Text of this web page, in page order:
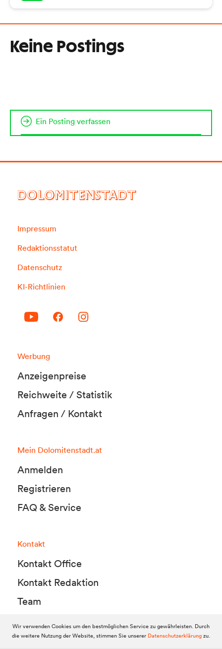
Keine Postings
Ein Posting verfassen
DOLOMITENSTADT
Impressum
Redaktionsstatut
Datenschutz
KI-Richtlinien
Werbung
Anzeigenpreise
Reichweite / Statistik
Anfragen / Kontakt
Mein Dolomitenstadt.at
Anmelden
Registrieren
FAQ & Service
Kontakt
Kontakt Office
Kontakt Redaktion
Team
© 2010-2026 Dolomitenstadt.at
Wir verwenden Cookies um den bestmöglichen Service zu gewährleisten. Durch
die weitere Nutzung der Website, stimmen Sie unserer Datenschutzerklärungzu.